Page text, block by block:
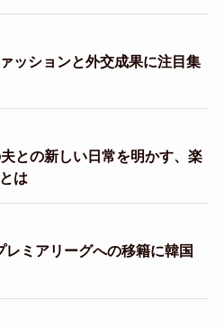
ッションと外交成果に注目集
との新しい日常を明かす、楽
は
レミアリーグへの移籍に韓国